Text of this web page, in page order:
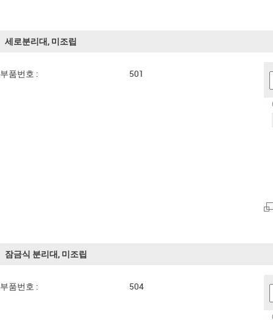
세로분리대, 미조립
부품번호 : 501
잠금식 분리대, 미조립
부품번호 : 504